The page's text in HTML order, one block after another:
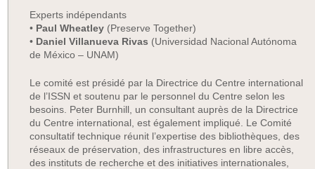
Experts indépendants
• Paul Wheatley (Preserve Together)
• Daniel Villanueva Rivas (Universidad Nacional Autónoma
de México – UNAM)
Le comité est présidé par la Directrice du Centre international
de l’ISSN et soutenu par le personnel du Centre selon les
besoins. Peter Burnhill, un consultant auprès de la Directrice
du Centre international, est également impliqué. Le Comité
consultatif technique réunit l’expertise des bibliothèques, des
réseaux de préservation, des infrastructures en libre accès,
des instituts de recherche et des initiatives internationales,